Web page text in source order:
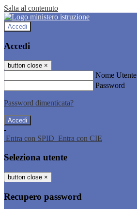
Salta al contenuto
Accedi
Accedi
button close ×
Nome Utente
Password
Password dimenticata?
-
Entra con SPID Entra con CIE
Seleziona utente
button close ×
Recupero password